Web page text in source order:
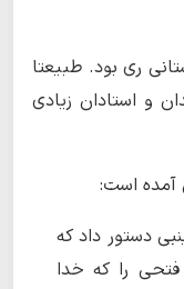
ری بود. طبیعتا
و استادان زیادی
آمده است:
دستور داد که
را که خدا